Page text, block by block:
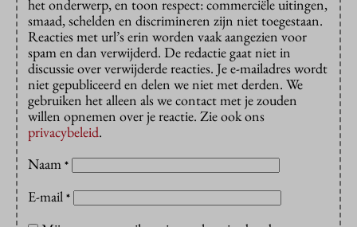
het onderwerp, en toon respect: commerciële uitingen,
smaad, schelden en discrimineren zijn niet toegestaan.
Reacties met url’s erin worden vaak aangezien voor
spam en dan verwijderd. De redactie gaat niet in
discussie over verwijderde reacties. Je e-mailadres wordt
niet gepubliceerd en delen we niet met derden. We
gebruiken het alleen als we contact met je zouden
willen opnemen over je reactie. Zie ook ons
privacybeleid.
Naam *
E-mail *